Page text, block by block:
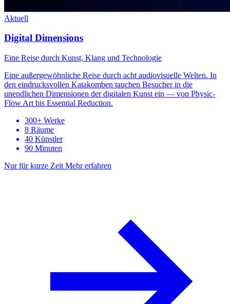
Aktuell
Digital Dimensions
Eine Reise durch Kunst, Klang und Technologie
Eine außergewöhnliche Reise durch acht audiovisuelle Welten. In
den eindrucksvollen Katakomben tauchen Besucher in die
unendlichen Dimensionen der digitalen Kunst ein — von Physic-
Flow Art bis Essential Reduction.
300+ Werke
8 Räume
40 Künstler
90 Minuten
Nur für kurze Zeit Mehr erfahren